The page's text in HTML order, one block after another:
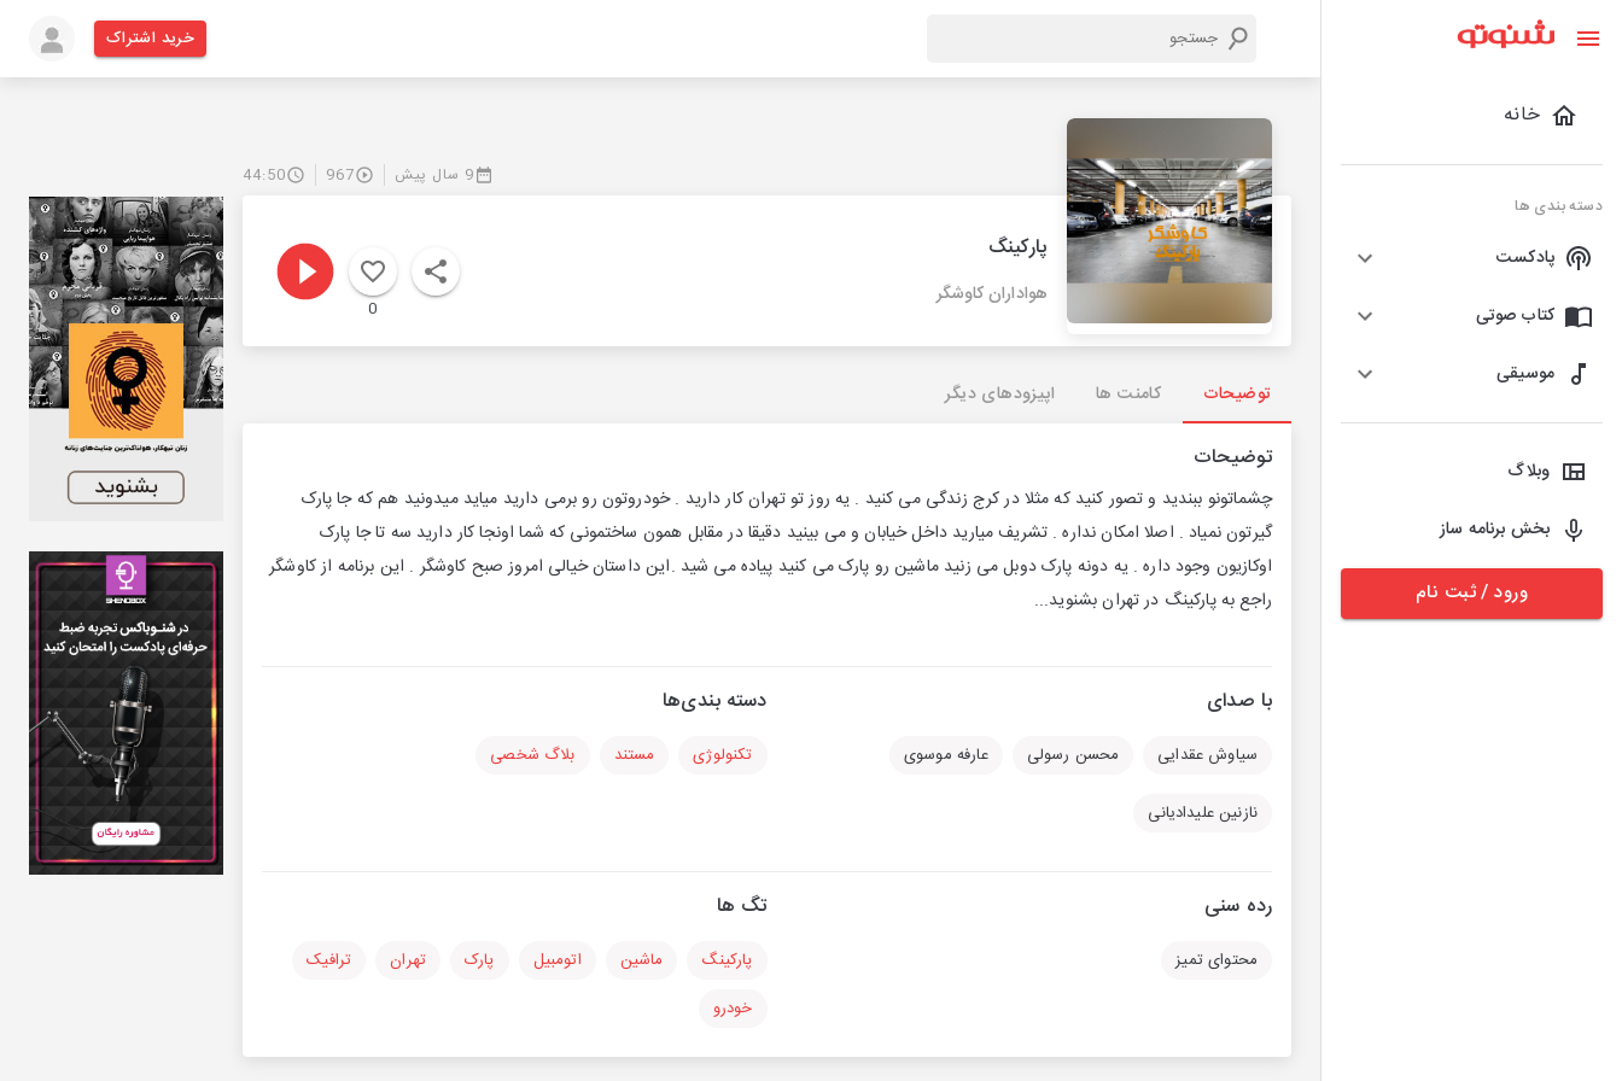
خانه
دسته بندی ها
پادکست
کتاب صوتی
موسیقی
وبلاگ
بخش برنامه ساز
ورود / ثبت نام
خرید اشتراک
9 سال پیش 967
44:50
پارکینگ
هواداران کاوشگر
0
توضیحات کامنت ها اپیزودهای دیگر
توضیحات
چشماتونو ببندید و تصور کنید که مثلا در کرج زندگی می کنید . یه روز تو تهران کار دارید . خودروتون رو برمی دارید میاید میدونید هم که جا پارک
گیرتون نمیاد . اصلا امکان نداره . تشریف میارید داخل خیابان و می بینید دقیقا در مقابل همون ساختمونی که شما اونجا کار دارید سه تا جا پارک
اوکازیون وجود داره . یه دونه پارک دوبل می زنید ماشین رو پارک می کنید پیاده می شید .این داستان خیالی امروز صبح کاوشگر . این برنامه از کاوشگر
راجع به پارکینگ در تهران بشنوید...
با صدای
سیاوش عقدایی محسن رسولی عارفه موسوی
نازنین علیدادیانی
دسته بندی‌ها
تکنولوژی مستند بلاگ شخصی
رده سنی
محتوای تمیز
تگ ها
پارکینگ ماشین اتومبیل پارک تهران
ترافیک
خودرو